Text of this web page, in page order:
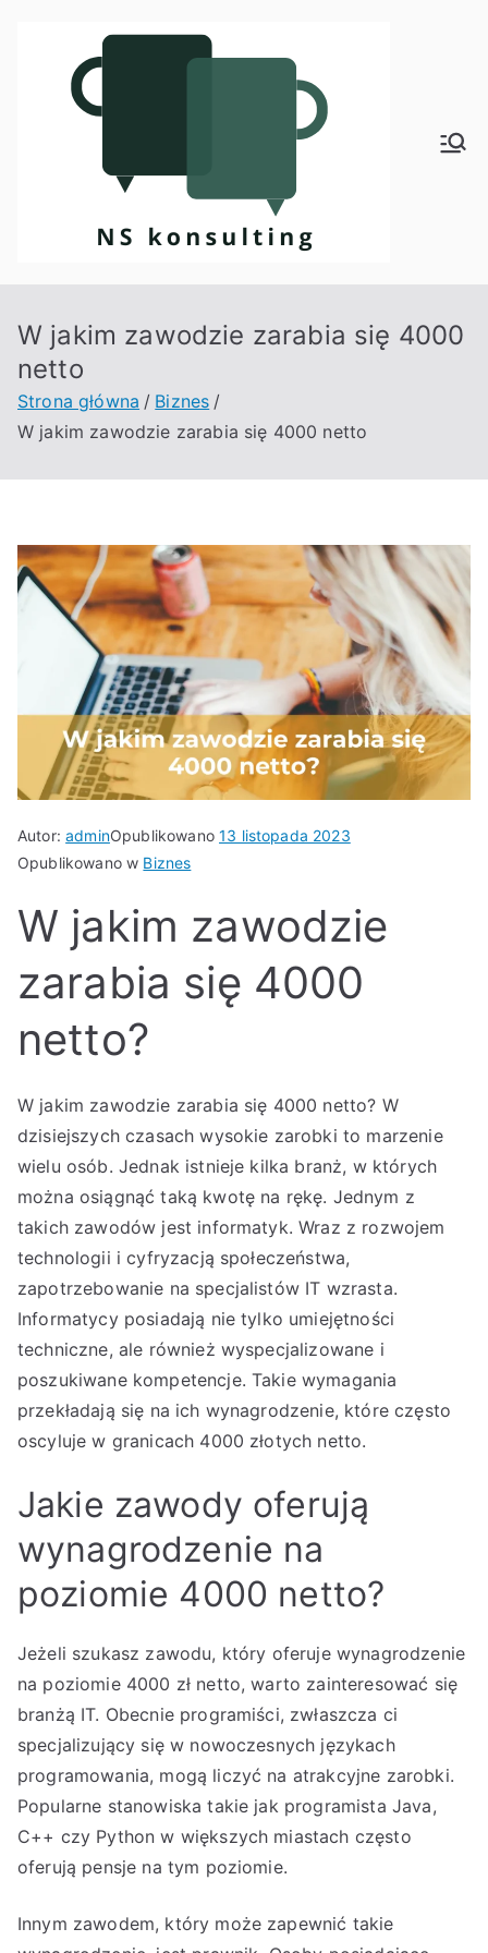
Kon
W jakim zawodzie zarabia się 4000
netto
Strona główna
Biznes
W jakim zawodzie zarabia się 4000 netto
Autor:adminOpublikowano13 listopada 2023
Opublikowano w Biznes
W jakim zawodzie
zarabia się 4000
netto?
W jakim zawodzie zarabia się 4000 netto? W
dzisiejszych czasach wysokie zarobki to marzenie
wielu osób. Jednak istnieje kilka branż, w których
można osiągnąć taką kwotę na rękę. Jednym z
takich zawodów jest informatyk. Wraz z rozwojem
technologii i cyfryzacją społeczeństwa,
zapotrzebowanie na specjalistów IT wzrasta.
Informatycy posiadają nie tylko umiejętności
techniczne, ale również wyspecjalizowane i
poszukiwane kompetencje. Takie wymagania
przekładają się na ich wynagrodzenie, które często
oscyluje w granicach 4000 złotych netto.
Jakie zawody oferują
wynagrodzenie na
poziomie 4000 netto?
Jeżeli szukasz zawodu, który oferuje wynagrodzenie
na poziomie 4000 zł netto, warto zainteresować się
branżą IT. Obecnie programiści, zwłaszcza ci
specjalizujący się w nowoczesnych językach
programowania, mogą liczyć na atrakcyjne zarobki.
Popularne stanowiska takie jak programista Java,
C++ czy Python w większych miastach często
oferują pensje na tym poziomie.
Innym zawodem, który może zapewnić takie